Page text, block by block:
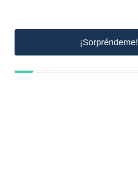
¡Sorpréndeme!